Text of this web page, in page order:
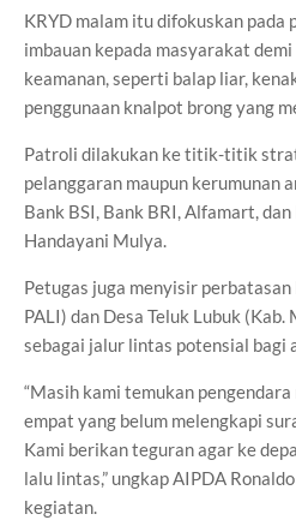
KRYD malam itu difokuskan
imbauan kepada masyarakat
keamanan, seperti balap liar,
penggunaan knalpot brong yang
Patroli dilakukan ke titik-titik
pelanggaran maupun kerumunan
Bank BSI, Bank BRI, Alfamart,
Handayani Mulya.
Petugas juga menyisir perbatasan
PALI) dan Desa Teluk Lubuk
sebagai jalur lintas potensial bagi
“Masih kami temukan pengendara
empat yang belum melengkapi
Kami berikan teguran agar ke
lalu lintas,” ungkap AIPDA
kegiatan.